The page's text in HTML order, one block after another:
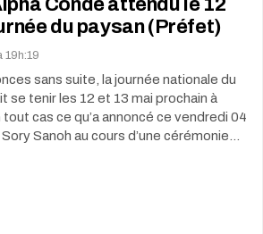
Condé attendu le 12
du paysan (Préfet)
19h:19
sans suite, la journée nationale du
se tenir les 12 et 13 mai prochain à
tout cas ce qu’a annoncé ce vendredi 04
Sanoh au cours d’une cérémonie…